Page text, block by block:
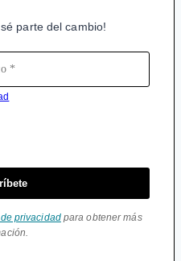
parte del cambio!
privacidadpara obtener más